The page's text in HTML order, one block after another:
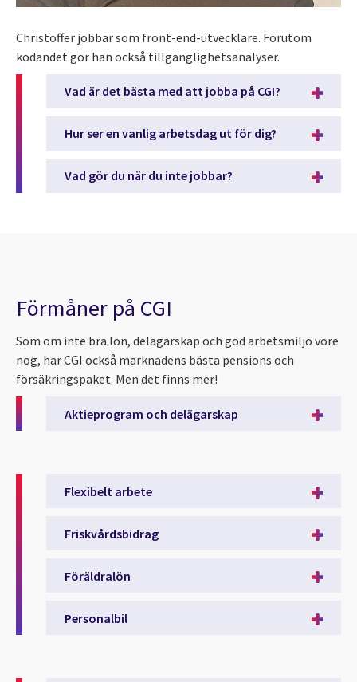
Christoffer jobbar som front-end-utvecklare. Förutom
kodandet gör han också tillgänglighetsanalyser.
Vad är det bästa med att jobba på CGI?
Hur ser en vanlig arbetsdag ut för dig?
Vad gör du när du inte jobbar?
Förmåner på CGI
Som om inte bra lön, delägarskap och god arbetsmiljö vore
nog, har CGI också marknadens bästa pensions och
försäkringspaket. Men det finns mer!
Aktieprogram och delägarskap
Flexibelt arbete
Friskvårdsbidrag
Föräldralön
Personalbil